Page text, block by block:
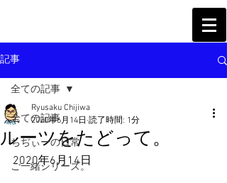
記事
全ての記事
ちぢぃーの日常
ご一緒シリーズ。
全ての記事
ルーツをたどって。
Ryusaku Chijiwa
2020年6月14日 読了時間: 1分
2020年6月14日